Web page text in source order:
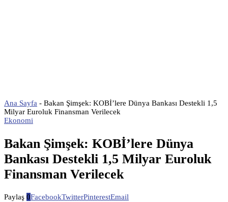
Ana Sayfa - Bakan Şimşek: KOBİ’lere Dünya Bankası Destekli 1,5
Milyar Euroluk Finansman Verilecek
Ekonomi
Bakan Şimşek: KOBİ’lere Dünya
Bankası Destekli 1,5 Milyar Euroluk
Finansman Verilecek
Paylaş 0FacebookTwitterPinterestEmail